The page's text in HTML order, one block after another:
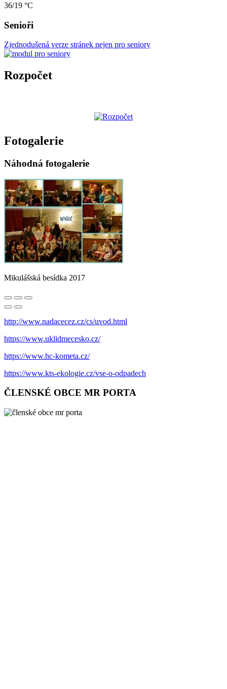
36/19 °C
Senioři
Zjednodušená verze stránek nejen pro seniory
Rozpočet
Fotogalerie
Náhodná fotogalerie
Mikulášská besídka 2017
http://www.nadacecez.cz/cs/uvod.html
https://www.uklidmecesko.cz/
https://www.hc-kometa.cz/
https://www.kts-ekologie.cz/vse-o-odpadech
ČLENSKÉ OBCE MR PORTA